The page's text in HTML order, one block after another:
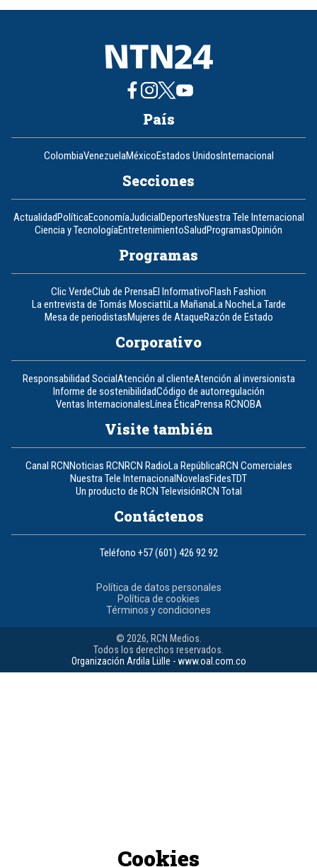
8
País
ColombiaVenezuelaMéxicoEstados UnidosInternacional
Secciones
ActualidadPolíticaEconomíaJudicialDeportesNuestra Tele Internacional
Ciencia y TecnologíaEntretenimientoSaludProgramasOpinión
Programas
Clic VerdeClub de PrensaEl InformativoFlash Fashion
La entrevista de Tomás MosciattiLa MañanaLa NocheLa Tarde
Mesa de periodistasMujeres de AtaqueRazón de Estado
Corporativo
Responsabilidad SocialAtención al clienteAtención al inversionista
Informe de sostenibilidadCódigo de autorregulación
Ventas InternacionalesLínea ÉticaPrensa RCNOBA
Visite también
Canal RCNNoticias RCNRCN RadioLa RepúblicaRCN Comerciales
Nuestra Tele InternacionalNovelasFidesTDT
Un producto de RCN TelevisiónRCN Total
Contáctenos
Teléfono +57 (601) 426 92 92
Política de datos personales
Política de cookies
Términos y condiciones
© 2026, RCN Medios.
Todos los derechos reservados.
Organización Ardila Lülle - www.oal.com.co
Cookies